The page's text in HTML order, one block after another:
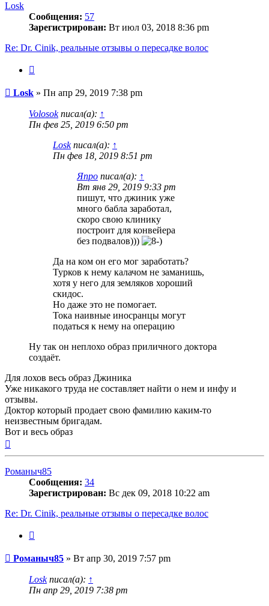
Losk
Сообщения: 57
Зарегистрирован: Вт июл 03, 2018 8:36 pm
Re: Dr. Cinik, реальные отзывы о пересадке волос
Сообщение
Losk » Пн апр 29, 2019 7:38 pm
Volosokписал(а): ↑
Пн фев 25, 2019 6:50 pm
Loskписал(а): ↑
Пн фев 18, 2019 8:51 pm
Япро писал(а): ↑
Вт янв 29, 2019 9:33 pm
пишут, что джиник уже
много бабла заработал,
скоро свою клинику
построит для конвейера
без подвалов)))
Да на ком он его мог заработать?
Турков к нему калачом не заманишь,
хотя у него для земляков хороший
скидос.
Но даже это не помогает.
Тока наивные иносранцы могут
податься к нему на операцию
Ну так он неплохо образ приличного доктора
создаёт.
Для лохов весь образ Джиника
Уже никакого труда не составляет найти о нем и инфу и
отзывы.
Доктор который продает свою фамилию каким-то
неизвестным бригадам.
Вот и весь образ
Романыч85
Сообщения: 34
Зарегистрирован: Вс дек 09, 2018 10:22 am
Re: Dr. Cinik, реальные отзывы о пересадке волос
Сообщение
Романыч85 » Вт апр 30, 2019 7:57 pm
Loskписал(а): ↑
Пн апр 29, 2019 7:38 pm